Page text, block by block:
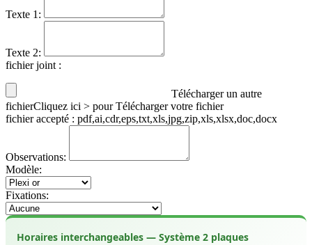
Texte 1:
Texte 2:
fichier joint :
Télécharger un autre
fichierCliquez ici > pour Télécharger votre fichier
fichier accepté : pdf,ai,cdr,eps,txt,xls,jpg,zip,xls,xlsx,doc,docx
Observations:
Modèle:
Fixations:
Horaires interchangeables — Système 2 plaques